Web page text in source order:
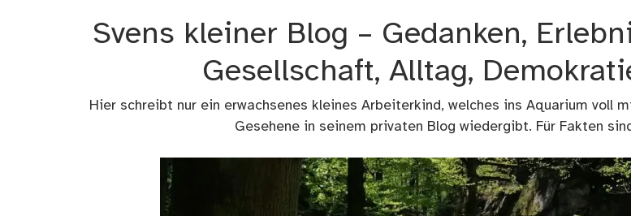
Svens kleiner Blog – Gedanken,
Gesellschaft, Alltag,
Hier schreibt nur ein erwachsenes kleines Arbeiterkind, welches ins Aquarium voll
Gesehene in seinem privaten Blog wiedergibt. Für Fakten